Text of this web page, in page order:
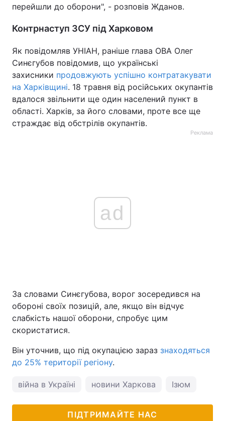
перейшли до оборони", - розповів Жданов.
Контрнаступ ЗСУ під Харковом
Як повідомляв УНІАН, раніше глава ОВА Олег
Синєгубов повідомив, що українські
захисники продовжують успішно контратакувати
на Харківщині. 18 травня від російських окупантів
вдалося звільнити ще один населений пункт в
області. Харків, за його словами, проте все ще
страждає від обстрілів окупантів.
Реклама
ad
За словами Синєгубова, ворог зосередився на
обороні своїх позицій, але, якщо він відчує
слабкість нашої оборони, спробує цим
скористатися.
Він уточнив, що під окупацією зараз знаходяться
до 25% території регіону.
війна в Україні новини Харкова Ізюм
ПІДТРИМАЙТЕ НАС